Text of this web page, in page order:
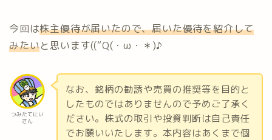
今回は株主優待が届いたので、届いた優待を紹介して
みたいと思います((“Q(・ω・＊)♪
つみたてにい
さん
なお、銘柄の勧誘や売買の推奨等を目的と
したものではありませんので予めご了承く
ださい。株式の取引や投資判断は自己責任
でお願いいたします。本内容はあくまで個